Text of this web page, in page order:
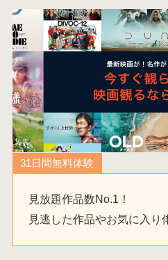
31日間無料体験
見放題作品数No.1！
見逃した作品やお気に入り